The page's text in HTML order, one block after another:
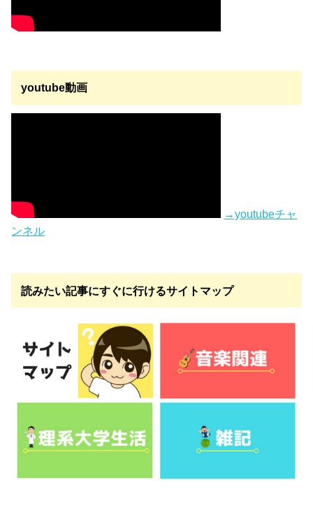
youtube動画
→youtubeチャ
ンネル
読みたい記事にすぐに行けるサイトマップ